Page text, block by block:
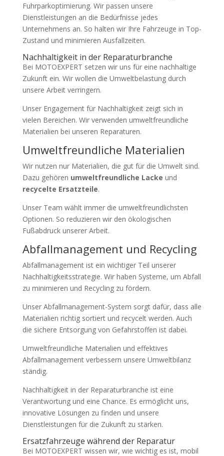
Fuhrparkoptimierung. Wir passen unsere
Dienstleistungen an die Bedürfnisse jedes
Unternehmens an. So halten wir Ihre Fahrzeuge in Top-
Zustand und minimieren Ausfallzeiten.
Nachhaltigkeit in der Reparaturbranche
Bei MOTOEXPERT setzen wir uns für eine nachhaltige
Zukunft ein. Wir wollen die Umweltbelastung durch
unsere Arbeit verringern.
Unser Engagement für Nachhaltigkeit zeigt sich in
vielen Bereichen. Wir verwenden umweltfreundliche
Materialien bei unseren Reparaturen.
Umweltfreundliche Materialien
Wir nutzen nur Materialien, die gut für die Umwelt sind.
Dazu gehören umweltfreundliche Lacke und
recycelte Ersatzteile.
Unser Team wählt immer die umweltfreundlichsten
Optionen. So reduzieren wir den ökologischen
Fußabdruck unserer Arbeit.
Abfallmanagement und Recycling
Abfallmanagement ist ein wichtiger Teil unserer
Nachhaltigkeitsstrategie. Wir haben Systeme, um Abfall
zu minimieren und Recycling zu fördern.
Unser Abfallmanagement-System sorgt dafür, dass alle
Materialien richtig sortiert und recycelt werden. Auch
die sichere Entsorgung von Gefahrstoffen ist dabei.
Umweltfreundliche Materialien und effektives
Abfallmanagement verbessern unsere Umweltbilanz
ständig.
Nachhaltigkeit in der Reparaturbranche ist eine
Verantwortung und eine Chance. Es ermöglicht uns,
innovative Lösungen zu finden und unsere
Dienstleistungen für die Zukunft zu stärken.
Ersatzfahrzeuge während der Reparatur
Bei MOTOEXPERT wissen wir, wie wichtig es ist, mobil